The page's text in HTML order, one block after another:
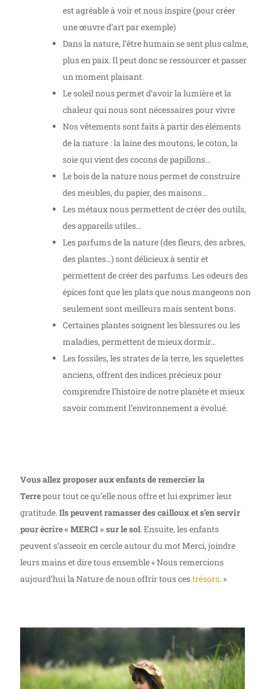
est agréable à voir et nous inspire (pour créer
une œuvre d’art par exemple)
Dans la nature, l’être humain se sent plus calme,
plus en paix. Il peut donc se ressourcer et passer
un moment plaisant.
Le soleil nous permet d’avoir la lumière et la
chaleur qui nous sont nécessaires pour vivre
Nos vêtements sont faits à partir des éléments
de la nature : la laine des moutons, le coton, la
soie qui vient des cocons de papillons…
Le bois de la nature nous permet de construire
des meubles, du papier, des maisons…
Les métaux nous permettent de créer des outils,
des appareils utiles…
Les parfums de la nature (des fleurs, des arbres,
des plantes…) sont délicieux à sentir et
permettent de créer des parfums. Les odeurs des
épices font que les plats que nous mangeons non
seulement sont meilleurs mais sentent bons.
Certaines plantes soignent les blessures ou les
maladies, permettent de mieux dormir…
Les fossiles, les strates de la terre, les squelettes
anciens, offrent des indices précieux pour
comprendre l’histoire de notre planète et mieux
savoir comment l’environnement a évolué.
Vous allez proposer aux enfants de remercier la
Terrepour tout ce qu’elle nous offre et lui exprimer leur
gratitude.Ils peuvent ramasser des cailloux et s’en servir
pour écrire « MERCI » sur le sol. Ensuite, les enfants
peuvent s’asseoir en cercle autour du mot Merci, joindre
leurs mains et dire tous ensemble « Nous remercions
aujourd’hui la Nature de nous offrir tous cestrésors. »